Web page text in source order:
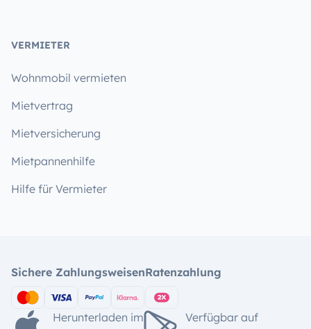
VERMIETER
Wohnmobil vermieten
Mietvertrag
Mietversicherung
Mietpannenhilfe
Hilfe für Vermieter
Sichere ZahlungsweisenRatenzahlung
Herunterladen im
Verfügbar auf